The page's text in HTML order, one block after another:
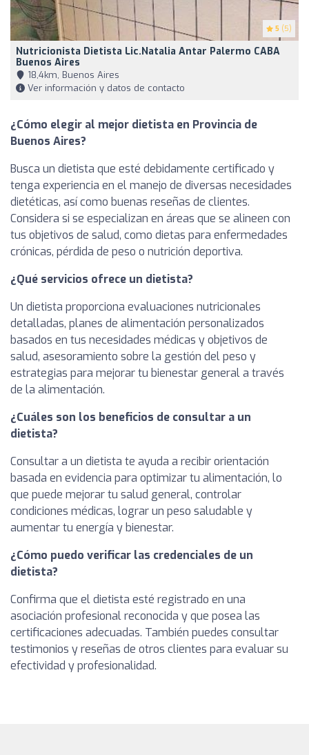
5 (5)
Nutricionista Dietista Lic.Natalia Antar Palermo CABA
Buenos Aires
18,4km, Buenos Aires
Ver información y datos de contacto
¿Cómo elegir al mejor dietista en Provincia de
Buenos Aires?
Busca un dietista que esté debidamente certificado y
tenga experiencia en el manejo de diversas necesidades
dietéticas, así como buenas reseñas de clientes.
Considera si se especializan en áreas que se alineen con
tus objetivos de salud, como dietas para enfermedades
crónicas, pérdida de peso o nutrición deportiva.
¿Qué servicios ofrece un dietista?
Un dietista proporciona evaluaciones nutricionales
detalladas, planes de alimentación personalizados
basados en tus necesidades médicas y objetivos de
salud, asesoramiento sobre la gestión del peso y
estrategias para mejorar tu bienestar general a través
de la alimentación.
¿Cuáles son los beneficios de consultar a un
dietista?
Consultar a un dietista te ayuda a recibir orientación
basada en evidencia para optimizar tu alimentación, lo
que puede mejorar tu salud general, controlar
condiciones médicas, lograr un peso saludable y
aumentar tu energía y bienestar.
¿Cómo puedo verificar las credenciales de un
dietista?
Confirma que el dietista esté registrado en una
asociación profesional reconocida y que posea las
certificaciones adecuadas. También puedes consultar
testimonios y reseñas de otros clientes para evaluar su
efectividad y profesionalidad.